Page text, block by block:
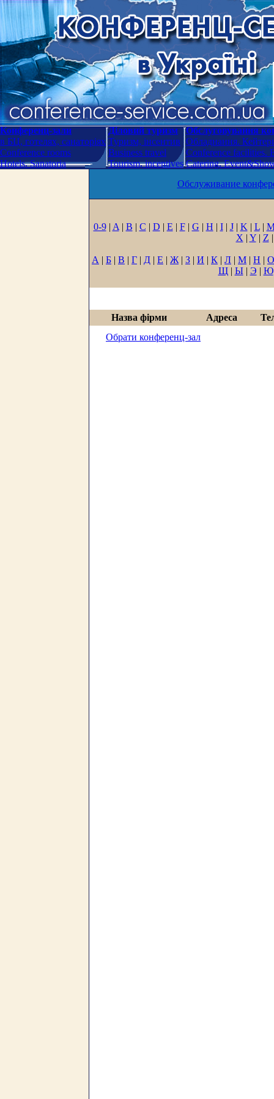
Конференц-зали
в БЦ, готелях, санаторіях
Conference rooms
Hotels. Sanatoria
Діловий туризм
Туризм, інсентив
Business travel
Tourism, incentives
Обслуговування
Обладнання.
Conference facilities.
Catering.
Обслуживание
0-9| A | B | C | D | E | F| G | H | I| J| K | L|
X | Y| Z |
А | Б | В | Г | Д | Е | Ж | З | И | К | Л | М | Н | О
Щ| Ы| Э | Ю
Назва фірми Адреса
Обрати конференц-зал